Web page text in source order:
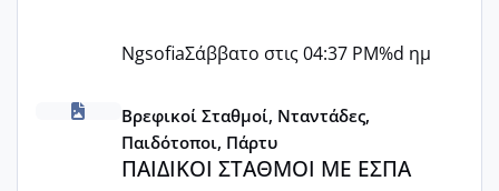
NgsofiaΣάββατο στις 04:37 PM%d ημ
ΠΑΙΔΙΚΟΙ ΣΤΑΘΜΟΙ ΜΕ ΕΣΠΑ
Βρεφικοί Σταθμοί, Νταντάδες,
Παιδότοποι, Πάρτυ
ΠΑΙΔΙΚΟΙ ΣΤΑΘΜΟΙ ΜΕ ΕΣΠΑ